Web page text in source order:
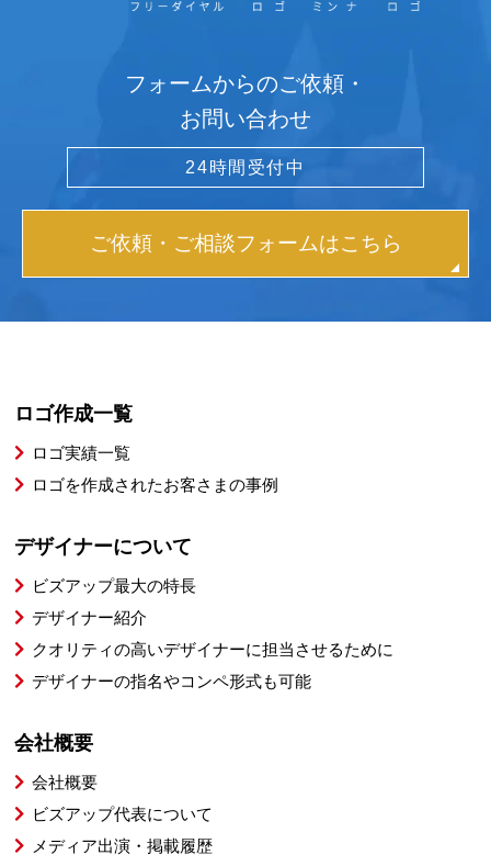
フォームからのご依頼・
お問い合わせ
24時間受付中
ご依頼・ご相談フォームはこちら
ロゴ作成一覧
ロゴ実績一覧
ロゴを作成されたお客さまの事例
デザイナーについて
ビズアップ最大の特長
デザイナー紹介
クオリティの高いデザイナーに担当させるために
デザイナーの指名やコンペ形式も可能
会社概要
会社概要
ビズアップ代表について
メディア出演・掲載履歴